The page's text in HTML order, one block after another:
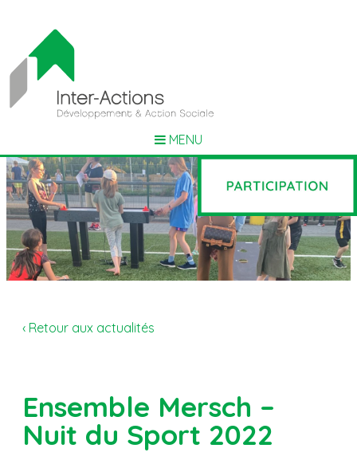
MENU
‹ Retour aux actualités
Ensemble Mersch –
Nuit du Sport 2022